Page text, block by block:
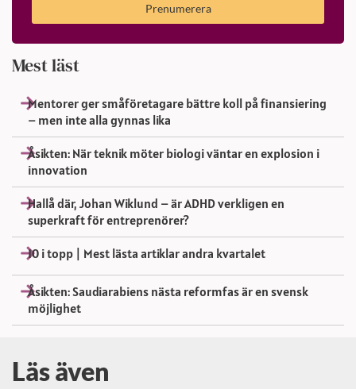
Prenumerera
Mest läst
Mentorer ger småföretagare bättre koll på finansiering
– men inte alla gynnas lika
Åsikten: När teknik möter biologi väntar en explosion i
innovation
Hallå där, Johan Wiklund – är ADHD verkligen en
superkraft för entreprenörer?
10 i topp | Mest lästa artiklar andra kvartalet
Åsikten: Saudiarabiens nästa reformfas är en svensk
möjlighet
Läs även